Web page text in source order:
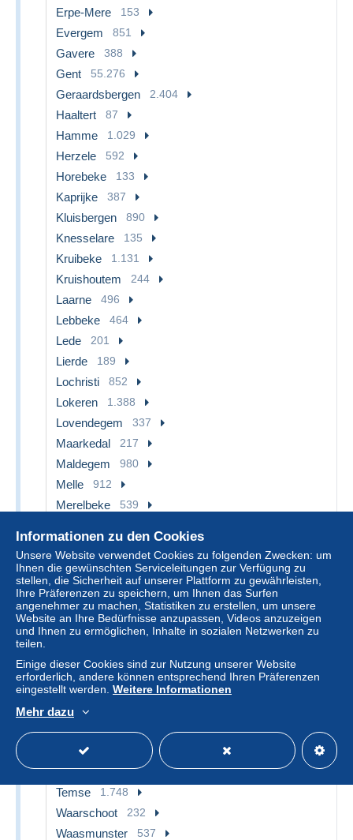
Erpe-Mere 153
Evergem 851
Gavere 388
Gent 55.276
Geraardsbergen 2.404
Haaltert 87
Hamme 1.029
Herzele 592
Horebeke 133
Kaprijke 387
Kluisbergen 890
Knesselare 135
Kruibeke 1.131
Kruishoutem 244
Laarne 496
Lebbeke 464
Lede 201
Lierde 189
Lochristi 852
Lokeren 1.388
Lovendegem 337
Maarkedal 217
Maldegem 980
Melle 912
Merelbeke 539
Nevele 240
Ninove 962
Oosterzele 663
Oudenaarde 3.542
Sint-Gillis-Waas 765
Sint-Laureins 191
Sint-Lievens-Houtem
Sint-Martens-Latem 404
Sint-Niklaas 4.798
Stekene 389
Temse 1.748
Waarschoot 232
Waasmunster 537
Informationen zu den Cookies
Unsere Website verwendet Cookies zu folgenden Zwecken: um
Ihnen die gewünschten Serviceleitungen zur Verfügung zu
stellen, die Sicherheit auf unserer Plattform zu gewährleisten,
Ihre Präferenzen zu speichern, um Ihnen das Surfen
angenehmer zu machen, Statistiken zu erstellen, um unsere
Website an Ihre Bedürfnisse anzupassen, Videos anzuzeigen
und Ihnen zu ermöglichen, Inhalte in sozialen Netzwerken zu
teilen.
Einige dieser Cookies sind zur Nutzung unserer Website
erforderlich, andere können entsprechend Ihren Präferenzen
eingestellt werden. Weitere Informationen
Mehr dazu